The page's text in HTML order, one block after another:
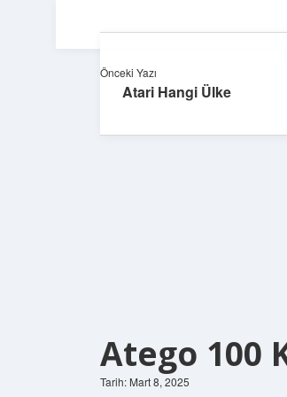
Atego 100
Tarih: Mart 8, 2025
Önceki Yazı
Atari Hangi Ülke